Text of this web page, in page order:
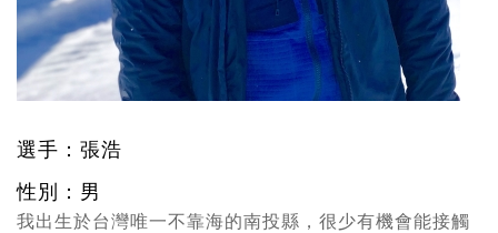
選手：張浩
性別：男
我出生於台灣唯一不靠海的南投縣，很少有機會能接觸